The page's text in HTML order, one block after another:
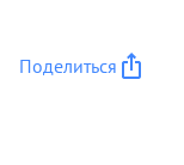
Поделиться